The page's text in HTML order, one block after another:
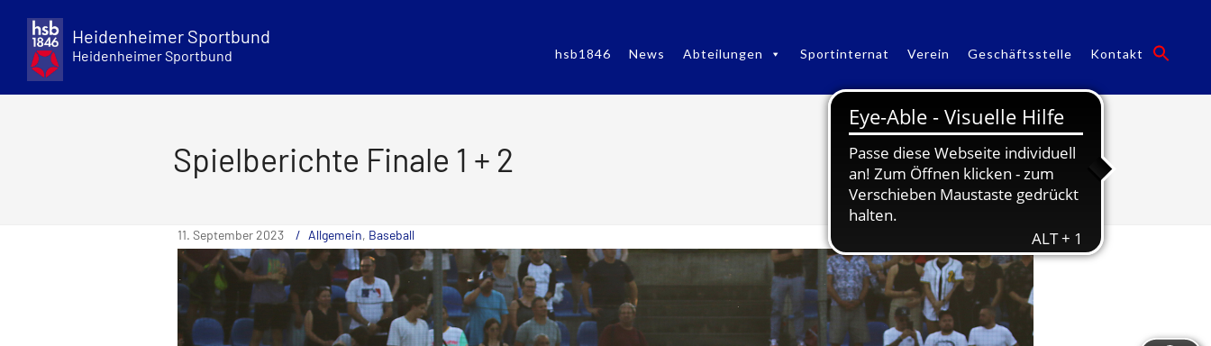
content
Heidenheimer Sportbund
Heidenheimer Sportbund hsb1846 News Abteilungen Sportinternat Verein Geschäftsstelle Kontakt
Spielberichte Finale 1 + 2
Spielberichte Finale 1 + 2
11. September 2023 Allgemein, Baseball